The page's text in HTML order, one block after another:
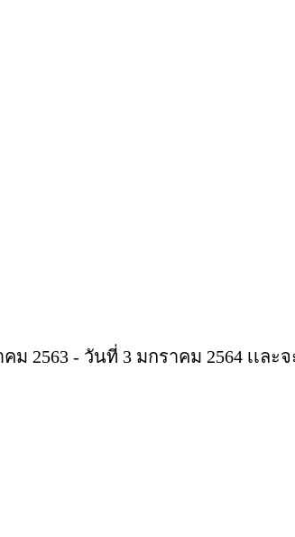
2563 - วันที่ 3 มกราคม 2564 เเละ